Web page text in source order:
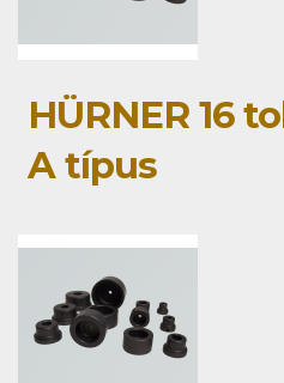
HÜRNER 16
A típus